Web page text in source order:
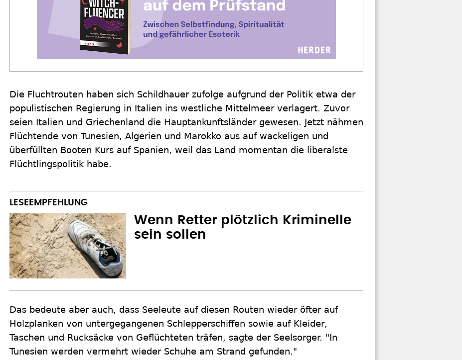
Die Fluchtrouten haben sich Schildhauer zufolge aufgrund der Politik etwa der
populistischen Regierung in Italien ins westliche Mittelmeer verlagert. Zuvor
seien Italien und Griechenland die Hauptankunftsländer gewesen. Jetzt nähmen
Flüchtende von Tunesien, Algerien und Marokko aus auf wackeligen und
überfüllten Booten Kurs auf Spanien, weil das Land momentan die liberalste
Flüchtlingspolitik habe.
Wenn Retter plötzlich Kriminelle
sein sollen
Das bedeute aber auch, dass Seeleute auf diesen Routen wieder öfter auf
Holzplanken von untergegangenen Schlepperschiffen sowie auf Kleider,
Taschen und Rucksäcke von Geflüchteten träfen, sagte der Seelsorger. "In
Tunesien werden vermehrt wieder Schuhe am Strand gefunden."